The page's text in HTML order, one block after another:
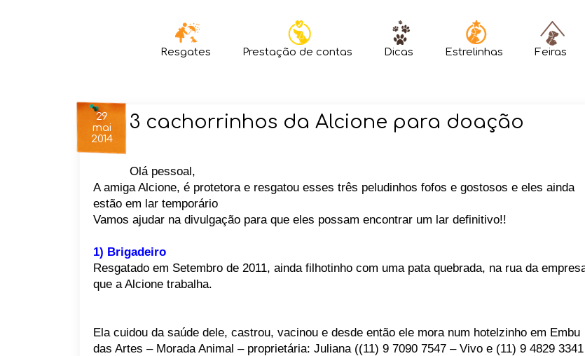
Resgates Prestação de contas Dicas Estrelinhas Feiras
29
mai
2014
3 cachorrinhos da Alcione para doação
Olá pessoal,
A amiga Alcione, é protetora e resgatou esses três peludinhos fofos e gostosos e eles ainda
estão em lar temporário
Vamos ajudar na divulgação para que eles possam encontrar um lar definitivo!!
1) Brigadeiro
Resgatado em Setembro de 2011, ainda filhotinho com uma pata quebrada, na rua da
que a Alcione trabalha.
Ela cuidou da saúde dele, castrou, vacinou e desde então ele mora num hotelzinho em Embu
das Artes – Morada Animal – proprietária: Juliana ((11) 9 7090 7547 – Vivo e (11) 9 4829